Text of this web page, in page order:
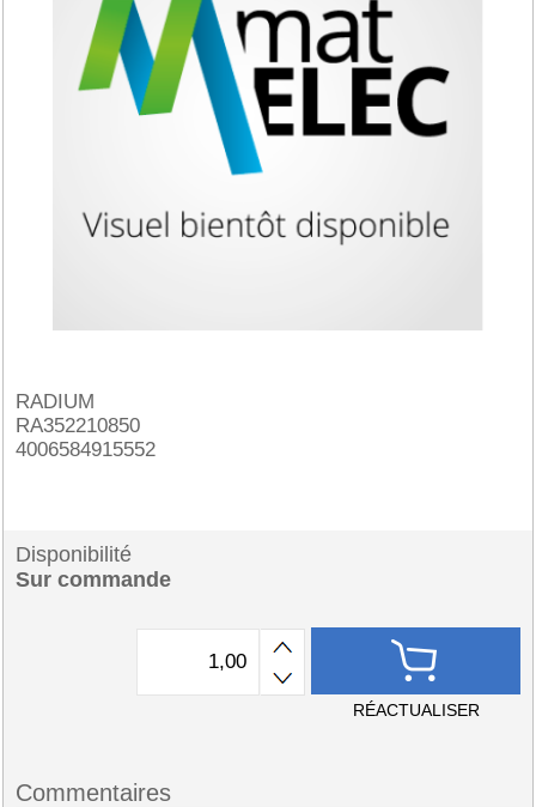
RADIUM
RA352210850
4006584915552
Disponibilité
Sur commande
RÉACTUALISER
Commentaires